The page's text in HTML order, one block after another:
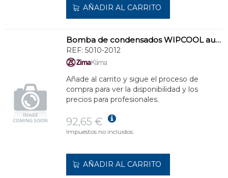
AÑADIR AL CARRITO
Bomba de condensados WIPCOOL automática para sistemas split
REF: 5010-2012
Añade al carrito y sigue el proceso de
compra para ver la disponibilidad y los
precios para profesionales.
92,65 €
Impuestos no incluidos.
AÑADIR AL CARRITO